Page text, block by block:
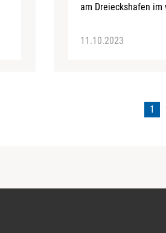
am Dreieckshafen
11.10.2023
1